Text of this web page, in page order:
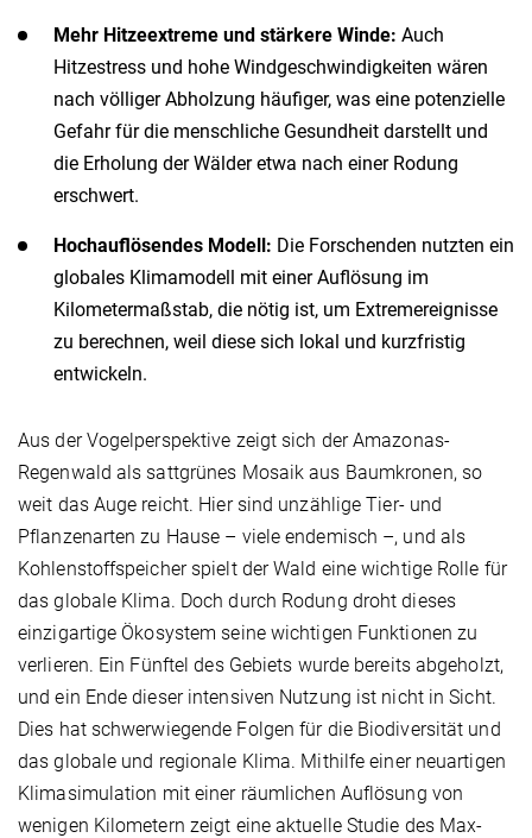
Mehr Hitzeextreme und stärkere Winde: Auch
Hitzestress und hohe Windgeschwindigkeiten wären
nach völliger Abholzung häufiger, was eine potenzielle
Gefahr für die menschliche Gesundheit darstellt und
die Erholung der Wälder etwa nach einer Rodung
erschwert.
Hochauflösendes Modell: Die Forschenden nutzten ein
globales Klimamodell mit einer Auflösung im
Kilometermaßstab, die nötig ist, um Extremereignisse
zu berechnen, weil diese sich lokal und kurzfristig
entwickeln.
Aus der Vogelperspektive zeigt sich der Amazonas-
Regenwald als sattgrünes Mosaik aus Baumkronen, so
weit das Auge reicht. Hier sind unzählige Tier- und
Pflanzenarten zu Hause – viele endemisch –, und als
Kohlenstoffspeicher spielt der Wald eine wichtige Rolle für
das globale Klima. Doch durch Rodung droht dieses
einzigartige Ökosystem seine wichtigen Funktionen zu
verlieren. Ein Fünftel des Gebiets wurde bereits abgeholzt,
und ein Ende dieser intensiven Nutzung ist nicht in Sicht.
Dies hat schwerwiegende Folgen für die Biodiversität und
das globale und regionale Klima. Mithilfe einer neuartigen
Klimasimulation mit einer räumlichen Auflösung von
wenigen Kilometern zeigt eine aktuelle Studie des Max-